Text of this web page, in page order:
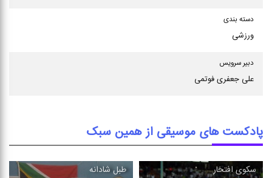
دسته بندی
ورزشی
دبیر سرویس
علی جعفری فوتمی
پادکست های موسیقی از همین سبک
سكوی افتخار طبل شادانه